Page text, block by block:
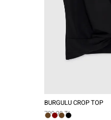
BURGULU CROP TOP
799,99 TL